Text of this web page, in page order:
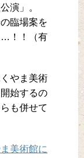
演」。
臨場案を
…！！（有
やま美術
始するの
も併せて
美術館に